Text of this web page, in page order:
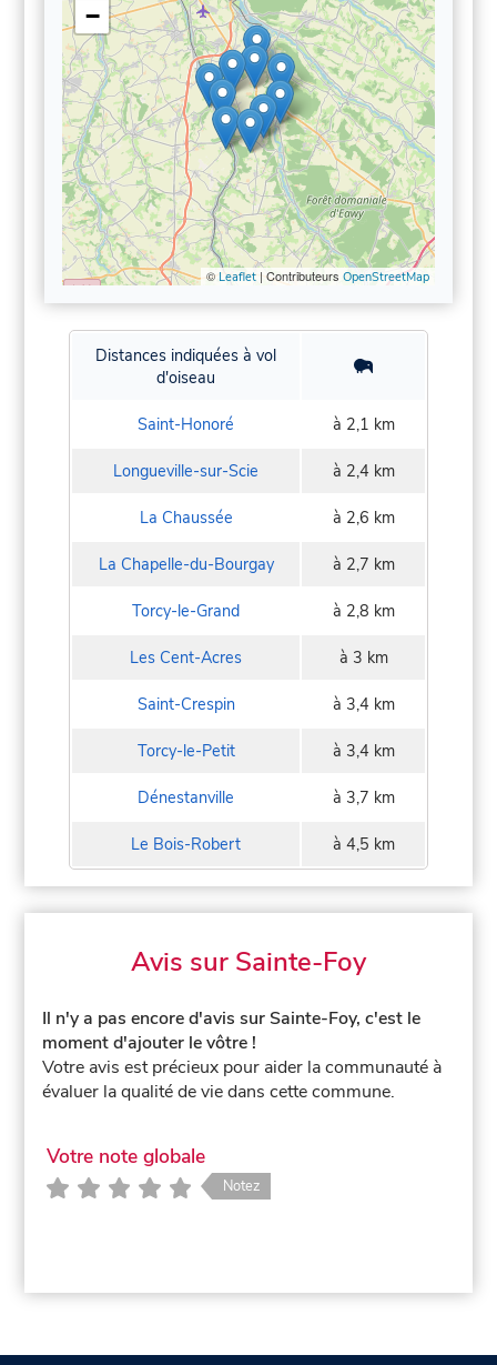
−
© Leaflet| Contributeurs OpenStreetMap
Distances indiquées à vol
d'oiseau
Saint-Honoré à 2,1 km
Longueville-sur-Scie à 2,4 km
La Chaussée à 2,6 km
La Chapelle-du-Bourgay à 2,7 km
Torcy-le-Grand à 2,8 km
Les Cent-Acres à 3 km
Saint-Crespin à 3,4 km
Torcy-le-Petit à 3,4 km
Dénestanville à 3,7 km
Le Bois-Robert à 4,5 km
Avis sur Sainte-Foy
Il n'y a pas encore d'avis sur Sainte-Foy, c'est le
moment d'ajouter le vôtre !
Votre avis est précieux pour aider la communauté à
évaluer la qualité de vie dans cette commune.
Votre note globale
Notez